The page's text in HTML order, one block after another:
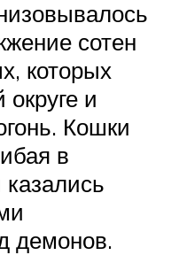
сотен
которых
и
Кошки
в
демонов.